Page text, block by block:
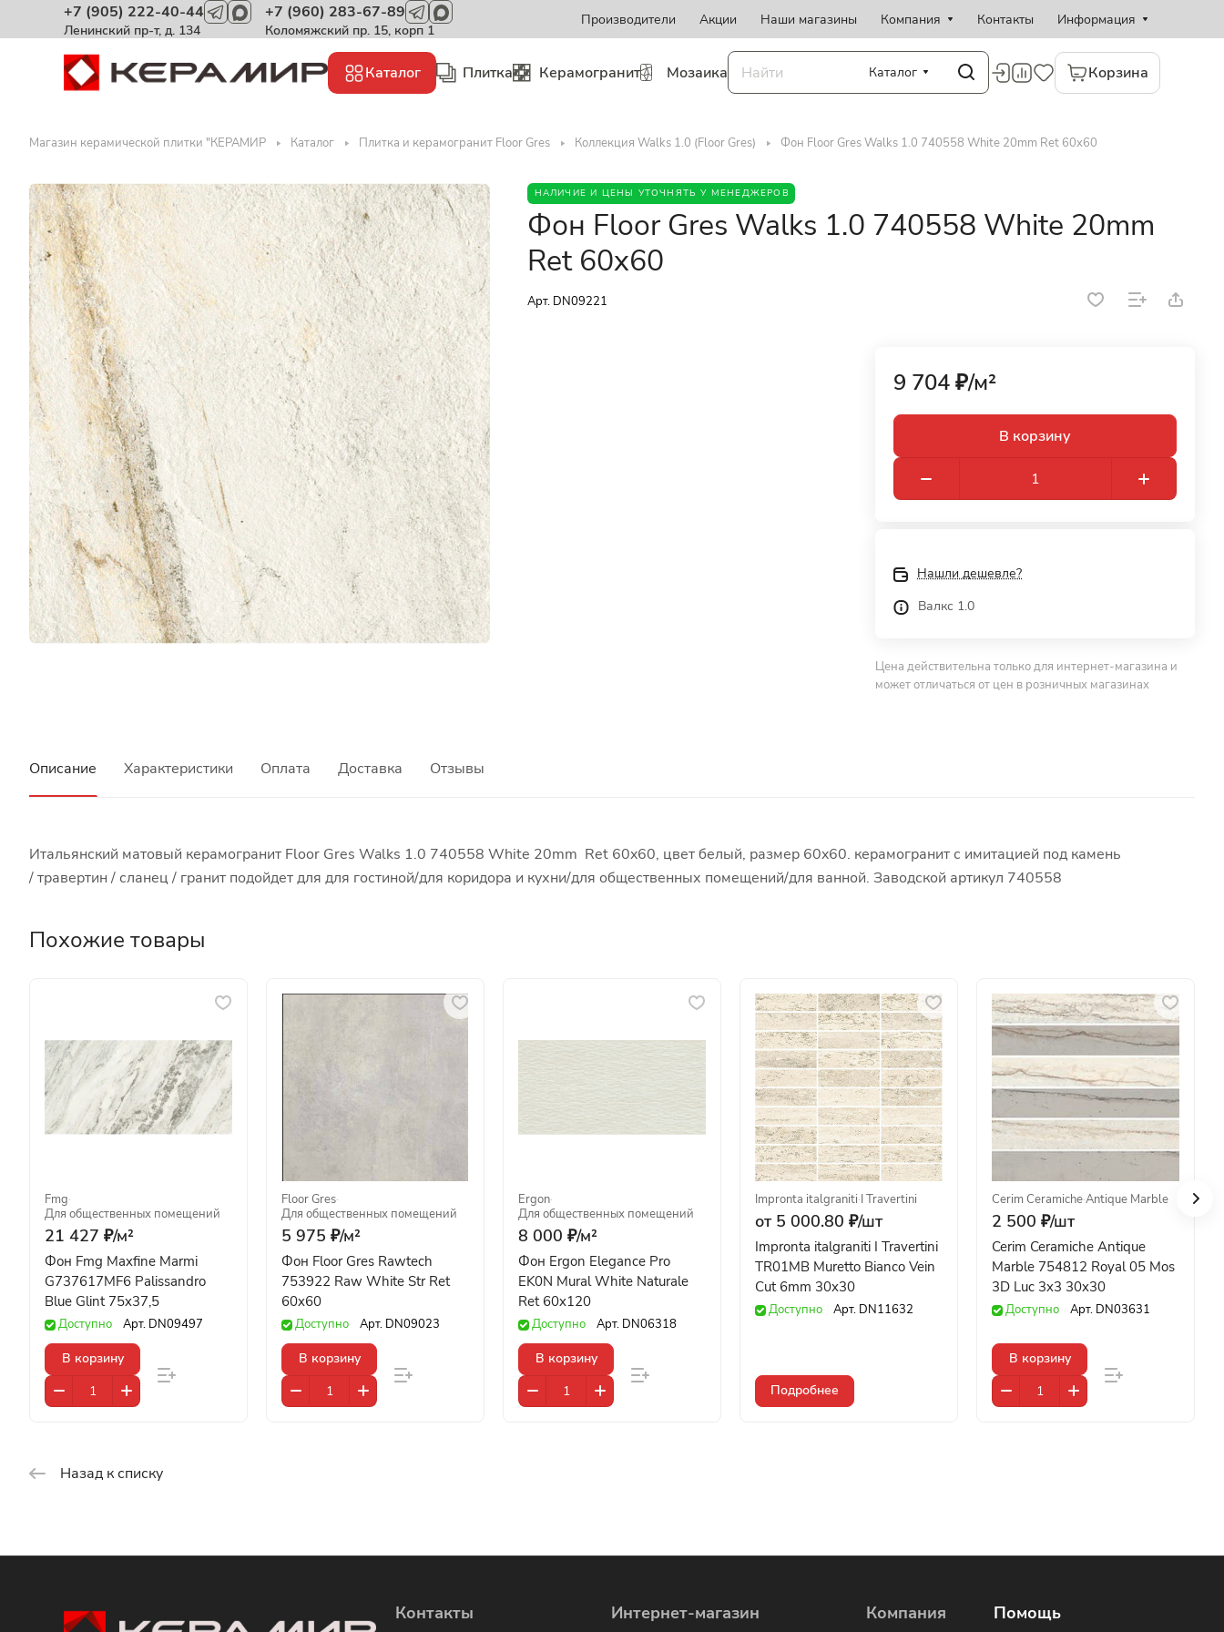
+7 (905) 222-40-44
Ленинский пр-т, д. 134
+7 (960) 283-67-89
Коломяжский пр. 15, корп 1
Производители Акции Наши магазины Компания Контакты Информация
Каталог Плитка Керамогранит Мозаика Каталог Корзина
Магазин керамической плитки "КЕРАМИР Каталог Плитка и керамогранит Floor Gres Коллекция Walks 1.0 (Floor Gres) Фон Floor Gres Walks 1.0 740558 White 20mm Ret 60x60
НАЛИЧИЕ И ЦЕНЫ УТОЧНЯТЬ У МЕНЕДЖЕРОВ
Фон Floor Gres Walks 1.0 740558 White 20mm
Ret 60x60
Арт. DN09221
9 704 ₽/м²
В корзину
Нашли дешевле?
Валкс 1.0
Цена действительна только для интернет-магазина и
может отличаться от цен в розничных магазинах
Описание Характеристики Оплата Доставка Отзывы
Итальянский матовый керамогранит Floor Gres Walks 1.0 740558 White 20mm Ret 60x60, цвет белый, размер 60x60. керамогранит с имитацией под камень
/ травертин / сланец / гранит подойдет для для гостиной/для коридора и кухни/для общественных помещений/для ванной. Заводской артикул 740558
Похожие товары
Fmg·
Для общественных помещений
21 427 ₽/м²
Фон Fmg Maxfine Marmi
G737617MF6 Palissandro
Blue Glint 75x37,5
Доступно Арт. DN09497
В корзину
Floor Gres·
Для общественных помещений
5 975 ₽/м²
Фон Floor Gres Rawtech
753922 Raw White Str Ret
60x60
Доступно Арт. DN09023
В корзину
Ergon·
Для общественных помещений
8 000 ₽/м²
Фон Ergon Elegance Pro
EK0N Mural White Naturale
Ret 60x120
Доступно Арт. DN06318
В корзину
Impronta italgraniti·I Travertini
от 5 000.80 ₽/шт
Impronta italgraniti I Travertini
TR01MB Muretto Bianco Vein
Cut 6mm 30x30
Доступно Арт. DN11632
Подробнее
Cerim Ceramiche·Antique Marble
2 500 ₽/шт
Cerim Ceramiche Antique
Marble 754812 Royal 05 Mos
3D Luc 3x3 30x30
Доступно Арт. DN03631
В корзину
Назад к списку
Контакты
Интернет-магазин
Компания
Помощь